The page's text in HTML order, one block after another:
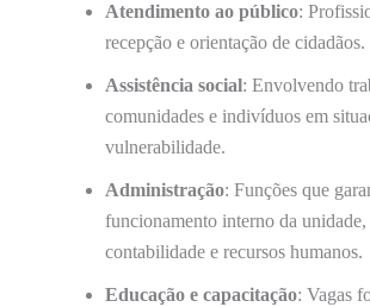
Atendimento ao público:
recepção e orientação de cidadãos.
Assistência social: Envolvendo
comunidades e indivíduos em
vulnerabilidade.
Administração: Funções que
funcionamento interno da
contabilidade e recursos humanos.
Educação e capacitação: Vagas